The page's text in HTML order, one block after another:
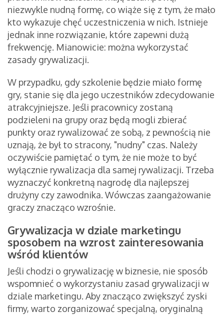
niezwykle nudną formę, co wiąże się z tym, że mało
kto wykazuje chęć uczestniczenia w nich. Istnieje
jednak inne rozwiązanie, które zapewni dużą
frekwencję. Mianowicie: można wykorzystać
zasady grywalizacji.
W przypadku, gdy szkolenie będzie miało formę
gry, stanie się dla jego uczestników zdecydowanie
atrakcyjniejsze. Jeśli pracownicy zostaną
podzieleni na grupy oraz będą mogli zbierać
punkty oraz rywalizować ze sobą, z pewnością nie
uznają, że był to stracony, "nudny" czas. Należy
oczywiście pamiętać o tym, że nie może to być
wyłącznie rywalizacja dla samej rywalizacji. Trzeba
wyznaczyć konkretną nagrodę dla najlepszej
drużyny czy zawodnika. Wówczas zaangażowanie
graczy znacząco wzrośnie.
Grywalizacja w dziale marketingu
sposobem na wzrost zainteresowania
wśród klientów
Jeśli chodzi o grywalizację w biznesie, nie sposób
wspomnieć o wykorzystaniu zasad grywalizacji w
dziale marketingu. Aby znacząco zwiększyć zyski
firmy, warto zorganizować specjalną, oryginalną